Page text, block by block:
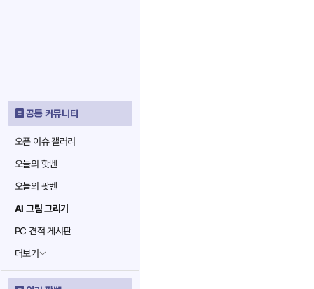
공통 커뮤니티
오픈 이슈 갤러리
오늘의 핫벤
오늘의 팟벤
AI 그림 그리기
PC 견적 게시판
더보기